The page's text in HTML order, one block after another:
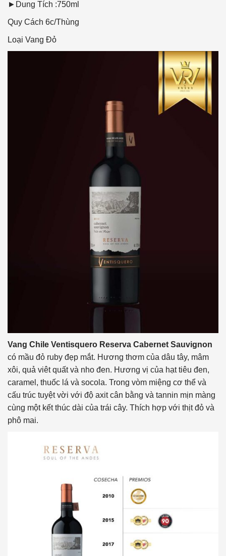
►Dung Tích :750ml
Quy Cách 6c/Thùng
Loại Vang Đỏ
Vang Chile Ventisquero Reserva Cabernet Sauvignon
có mầu đỏ ruby đẹp mắt. Hương thơm của dâu tây, mâm
xôi, quả viêt quất và nho đen. Hương vị của hạt tiêu đen,
caramel, thuốc lá và socola. Trong vòm miệng cơ thể và
cấu trúc tuyệt vời với độ axit cân bằng và tannin mịn màng
cùng một kết thúc dài của trái cây. Thích hợp với thịt đỏ và
phô mai.